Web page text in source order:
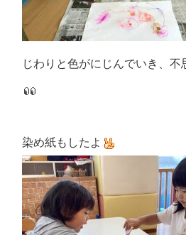
じわりと色がにじんでいき、不
染め紙もしたよ